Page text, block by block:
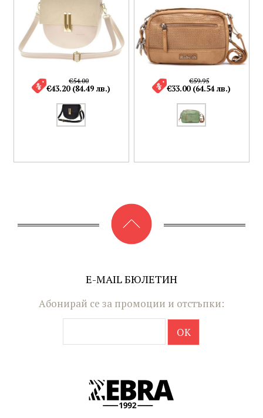
€54.00
€43.20 (84.49 лв.)
€59.95
€33.00 (64.54 лв.)
E-MAIL БЮЛЕТИН
Абонирай се за промоции и отстъпки: